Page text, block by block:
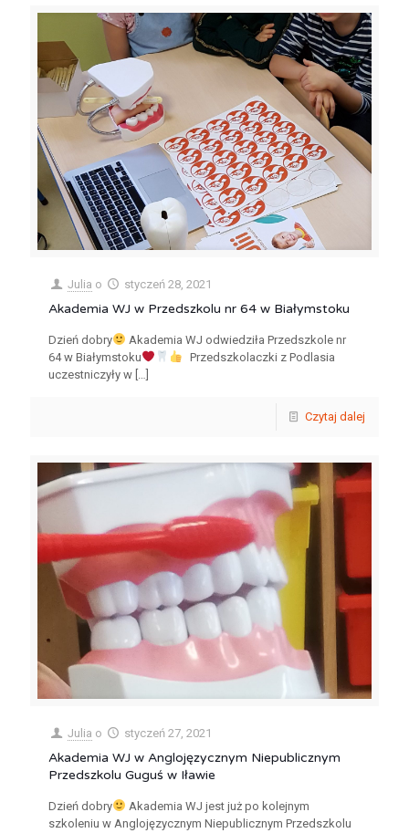
Julia o styczeń 28, 2021
Akademia WJ w Przedszkolu nr 64 w Białymstoku
Dzień dobry
Akademia WJ odwiedziła Przedszkole nr
64 w Białymstoku
Przedszkolaczki z Podlasia
uczestniczyły w […]
Czytaj dalej
Julia o styczeń 27, 2021
Akademia WJ w Anglojęzycznym Niepublicznym
Przedszkolu Guguś w Iławie
Dzień dobry
Akademia WJ jest już po kolejnym
szkoleniu w Anglojęzycznym Niepublicznym Przedszkolu